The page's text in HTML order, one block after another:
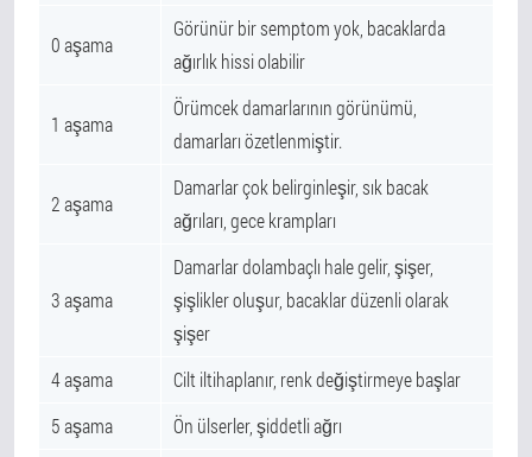
0 aşama
Görünür bir semptom yok, bacaklarda
ağırlık hissi olabilir
1 aşama
Örümcek damarlarının görünümü,
damarları özetlenmiştir.
2 aşama
Damarlar çok belirginleşir, sık bacak
ağrıları, gece krampları
3 aşama
Damarlar dolambaçlı hale gelir, şişer,
şişlikler oluşur, bacaklar düzenli olarak
şişer
4 aşama
Cilt iltihaplanır, renk değiştirmeye başlar
5 aşama
Ön ülserler, şiddetli ağrı